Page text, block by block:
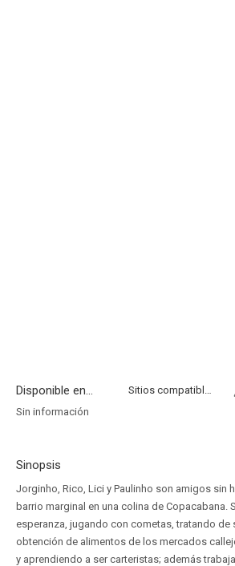
Disponible en...
Sitios compatibles
Sin información
Sinopsis
Jorginho, Rico, Lici y Paulinho son amigos sin
barrio marginal en una colina de Copacabana.
esperanza, jugando con cometas, tratando de
obtención de alimentos de los mercados
y aprendiendo a ser carteristas; además